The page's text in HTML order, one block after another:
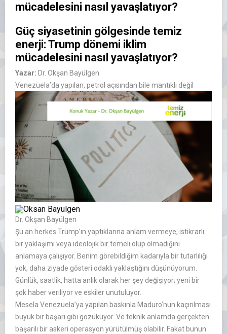
mücadelesini nasıl yavaşlatıyor?
Güç siyasetinin gölgesinde temiz
enerji: Trump dönemi iklim
mücadelesini nasıl yavaşlatıyor?
Yazar: Dr. Okşan Bayülgen
Venezuela’da yapılan, petrol açısından bile mantıklı değil
Dr. Okşan Bayülgen
Şu an herkes Trump’ın yaptıklarına anlam vermeye, istikrarlı
bir yaklaşımı veya ideolojik bir temeli olup olmadığını
anlamaya çalışıyor. Benim görebildiğim kadarıyla bir tutarlılığı
yok, daha ziyade gösteri odaklı yaklaştığını düşünüyorum.
Günlük, saatlik, hatta anlık olarak her şey değişiyor; yeni bir
şok haber veriliyor ve eskiler unutuluyor.
Mesela Venezuela’ya yapılan baskınla Maduro’nun kaçırılması
büyük bir başarı gibi gözüküyor. Ve teknik anlamda gerçekten
başarılı bir askeri operasyon yürütülmüş olabilir. Fakat bunun